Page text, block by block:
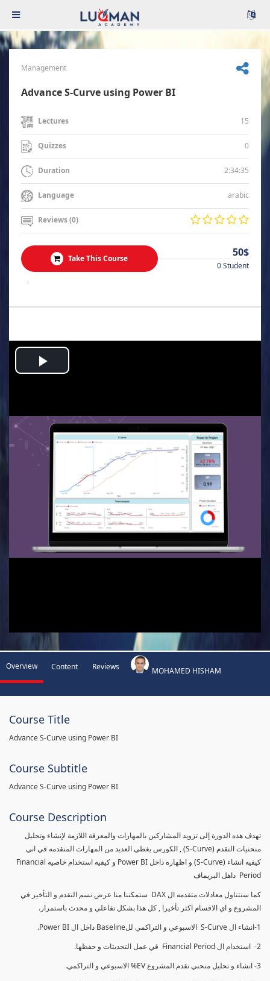
Management
Advance S-Curve using Power BI
Lectures 15
Quizzes 0
Duration 2:34:35
Language arabic
Reviews (0)
Take This Course 50$
0 Student
.
Play
Overview Content Reviews MOHAMED HISHAM
Course Title
Advance S-Curve using Power BI
Course Subtitle
Advance S-Curve using Power BI
Course Description
تهدف هذه الدورة إلى تزويد المشاركين بالمهارات والمعرفة اللازمة لإنشاء وتحليل
منحنيات التقدم (S-Curve) , الكورس يغطي العديد من المهارات المتقدمه في اني
كيفيه انشاء (S-Curve) و اظهاره داخل Power BI و كيفيه استخدام خاصيه Financial
Period داهل البريماف
كما سنتناول معادلات متقدمه ال DAX ستمكننا منا عرض نسم التقدم و التأخير في
المشروع و اي الاقسام اكثر تأخيرا , كل هذا بشكل تفاعلي و محدث باستمرار.
1-انشاء ال S-Curve الاسبوعي و التراكمي للBaseline داخل ال Power BI.
2- استخدام ال Financial Period في عمل التحديثات و حفظها.
3- انشاء و تحليل منحني تقدم المشروع EV% الاسبوعي و التراكمي.